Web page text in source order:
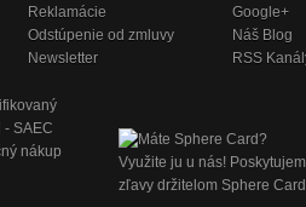
Reklamácie
Odstúpenie od zmluvy
Newsletter
Google+
Náš Blog
RSS